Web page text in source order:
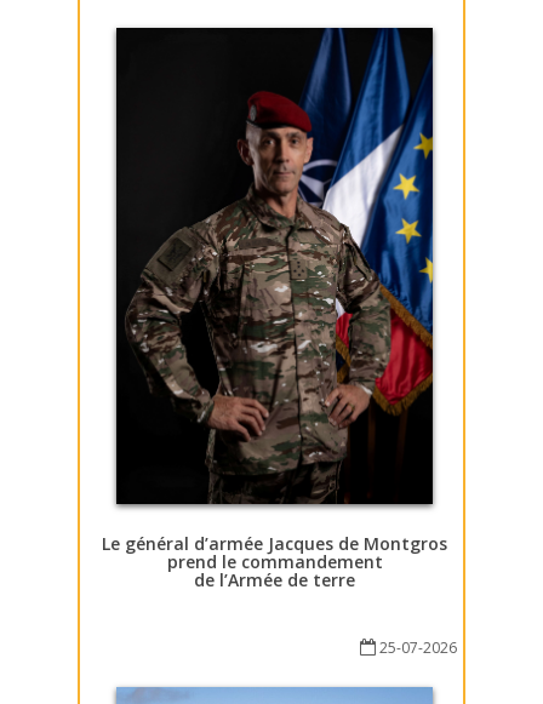
Le général d’armée Jacques de Montgros
prend le commandement
de l’Armée de terre
25-07-2026